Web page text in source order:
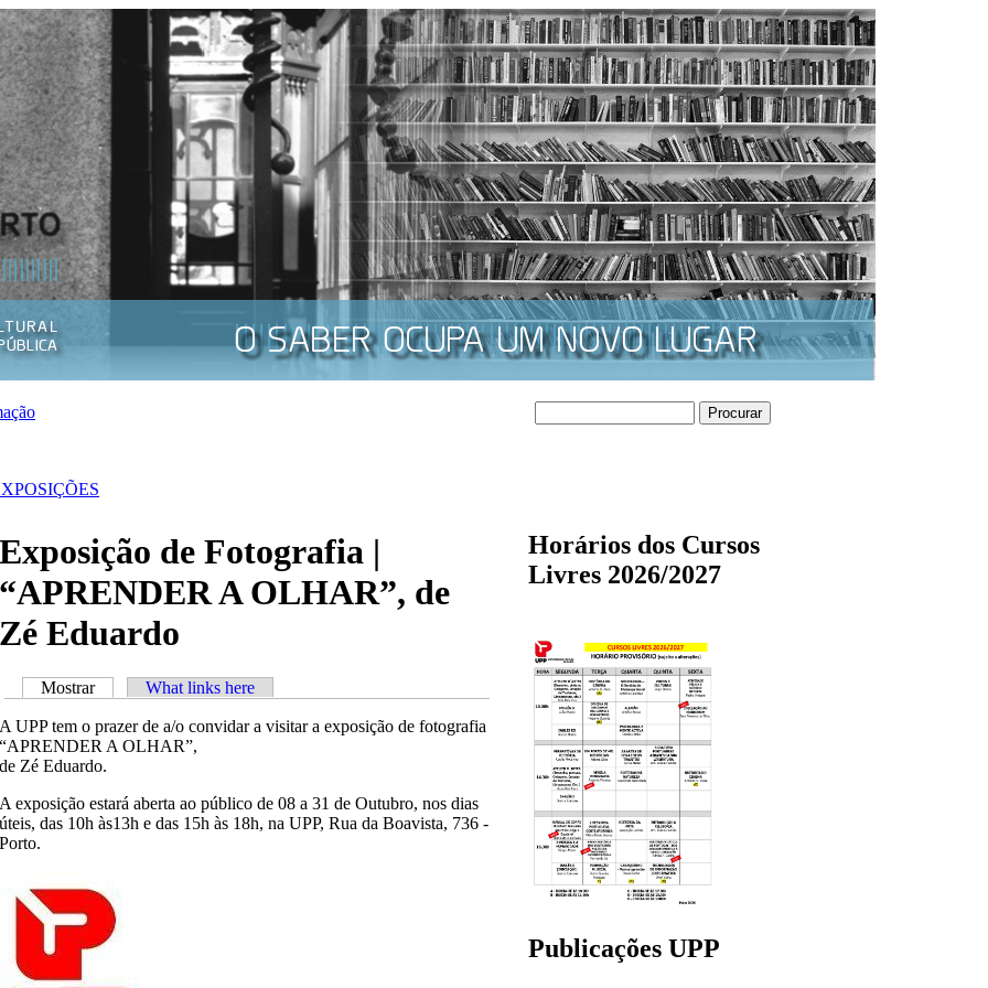
Exposição de Fotografia |
“APRENDER A OLHAR”, de
Zé Eduardo
Separadores primários
Mostrar(separador ativo)
What links here
A UPP tem o prazer de a/o convidar a visitar a exposição de fotografia
“APRENDER A OLHAR”,
de Zé Eduardo.
A exposição estará aberta ao público de 08 a 31 de Outubro, nos dias
úteis, das 10h às13h e das 15h às 18h, na UPP, Rua da Boavista, 736 -
Porto.
Horários dos Cursos
Livres 2026/2027
Publicações UPP